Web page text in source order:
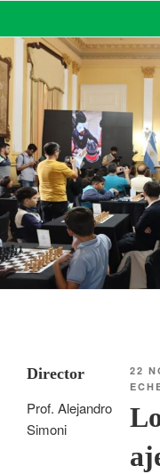
DE
22
Director
Prof. Alejandro
Simoni